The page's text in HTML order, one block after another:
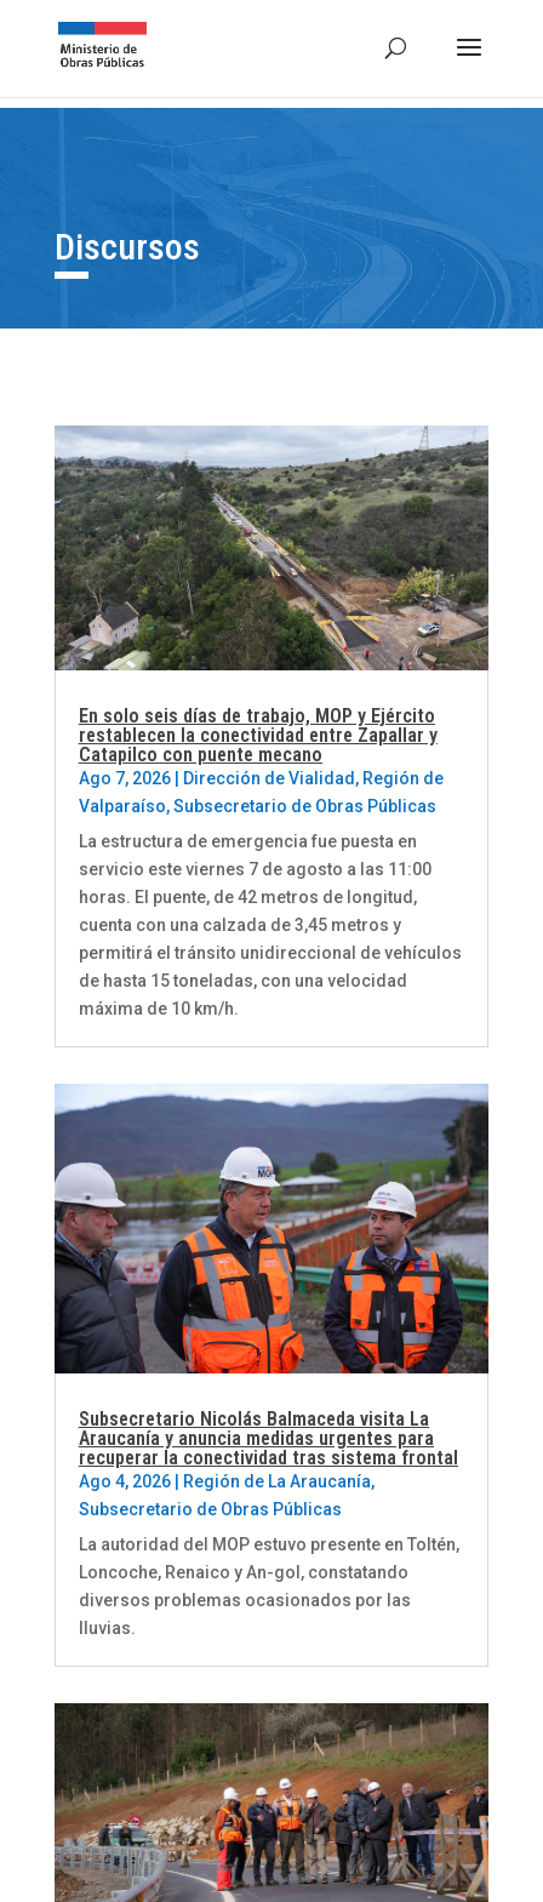
Discursos
En solo seis días de trabajo, MOP y Ejército
restablecen la conectividad entre Zapallar y
Catapilco con puente mecano
Ago 7, 2026| Dirección de Vialidad, Región de
Valparaíso,Subsecretario de Obras Públicas
La estructura de emergencia fue puesta en
servicio este viernes 7 de agosto a las 11:00
horas. El puente, de 42 metros de longitud,
cuenta con una calzada de 3,45 metros y
permitirá el tránsito unidireccional de vehículos
de hasta 15 toneladas, con una velocidad
máxima de 10 km/h.
Subsecretario Nicolás Balmaceda visita La
Araucanía y anuncia medidas urgentes para
recuperar la conectividad tras sistema frontal
Ago 4, 2026| Región de La Araucanía,
Subsecretario de Obras Públicas
La autoridad del MOP estuvo presente en Toltén,
Loncoche, Renaico y An-gol, constatando
diversos problemas ocasionados por las
lluvias.